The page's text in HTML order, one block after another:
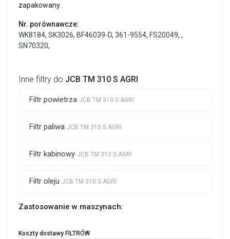
Inne filtry do JCB TM 310 S AGRI
Filtr powietrza JCB TM 310 S AGRI
Filtr paliwa JCB TM 310 S AGRI
Filtr kabinowy JCB TM 310 S AGRI
Filtr oleju JCB TM 310 S AGRI
zapakowany.
Nr. porównawcze:
WK8184, SK3026, BF46039-D, 361-9554, FS20049, ,
SN70320,
Zastosowanie w maszynach:
Koszty dostawy FILTRÓW